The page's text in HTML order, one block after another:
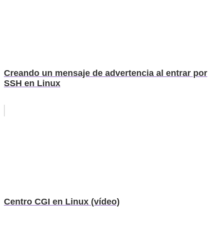
Creando un mensaje de advertencia al entrar por
SSH en Linux
Centro CGI en Linux (vídeo)